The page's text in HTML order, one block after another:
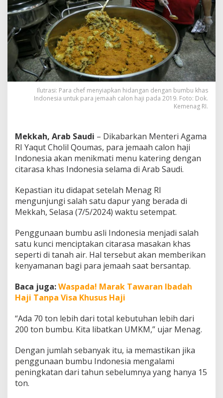
I
n
d
o
n
e
s
i
a
,
J
e
h
C
a
l
o
H
a
j
a
k
a
l
a
n
t
p
H
i
a
n
g
Ilutrasi: Para chef menyiapkan hidangan dengan bumbu khas
Indonesia untuk para jemaah calon haji pada 2019. Foto: Dok.
Kemenag RI.
Mekkah, Arab Saudi – Dikabarkan Menteri Agama
RI Yaqut Cholil Qoumas, para jemaah calon haji
Indonesia akan menikmati menu katering dengan
citarasa khas Indonesia selama di Arab Saudi.
Kepastian itu didapat setelah Menag RI
mengunjungi salah satu dapur yang berada di
Mekkah, Selasa (7/5/2024) waktu setempat.
Penggunaan bumbu asli Indonesia menjadi salah
satu kunci menciptakan citarasa masakan khas
seperti di tanah air. Hal tersebut akan memberikan
kenyamanan bagi para jemaah saat bersantap.
Baca juga:Waspada! Marak Tawaran Ibadah
Haji Tanpa Visa Khusus Haji
“Ada 70 ton lebih dari total kebutuhan lebih dari
200 ton bumbu. Kita libatkan UMKM,” ujar Menag.
Dengan jumlah sebanyak itu, ia memastikan jika
penggunaan bumbu Indonesia mengalami
peningkatan dari tahun sebelumnya yang hanya 15
ton.